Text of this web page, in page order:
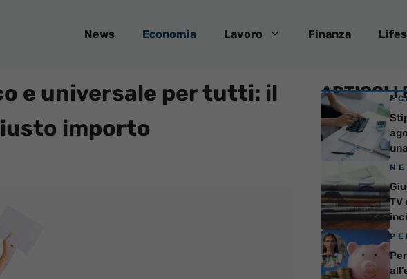
News Economia Lavoro Finanza
e universale per tutti: il
importo
ARTICOLI
TV